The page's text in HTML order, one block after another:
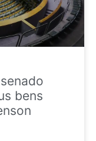
bens